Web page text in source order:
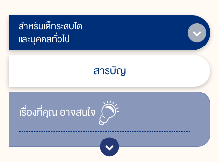
สำหรับเด็กระดับโต
และบุคคลทั่วไป
สารบัญ
เรื่ิองที่คุณอาจสนใจ